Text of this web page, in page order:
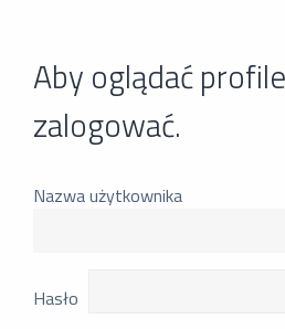
Aby oglądać
zalogować.
Nazwa użytkownika
Hasło